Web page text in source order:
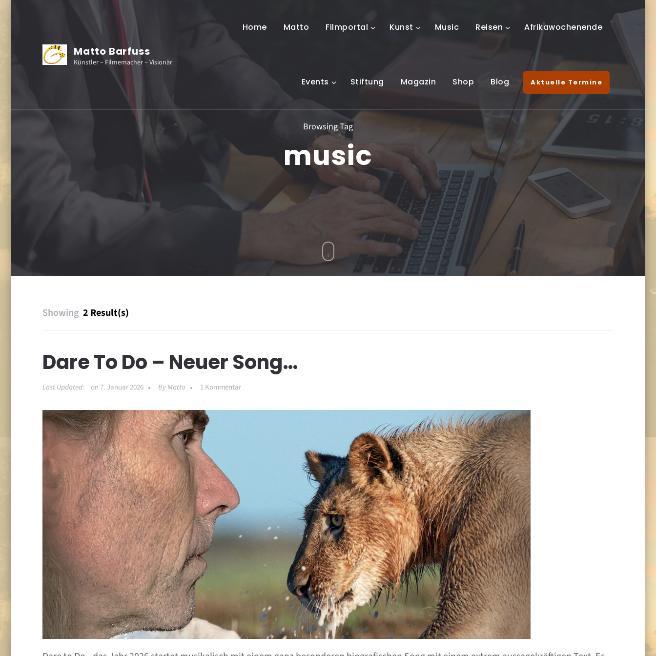
Matto Barfuss
Künstler – Filmemacher – Visionär
Home Matto Filmportal Kunst Music Reisen Afrikawochenende
Events Stiftung Magazin Shop Blog Aktuelle Termine
Browsing Tag
music
Showing 2 Result(s)
Dare To Do – Neuer Song…
Last Updated: on 7. Januar 2026 ByMatto 1 Kommentarzu